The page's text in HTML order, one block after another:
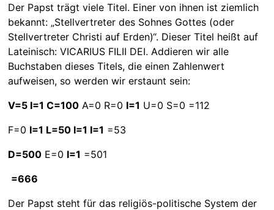
Der Papst trägt viele Titel. Einer von ihnen ist ziemlich
bekannt: „Stellvertreter des Sohnes Gottes (oder
Stellvertreter Christi auf Erden)“. Dieser Titel heißt auf
Lateinisch: VICARIUS FILII DEI. Addieren wir alle
Buchstaben dieses Titels, die einen Zahlenwert
aufweisen, so werden wir erstaunt sein:
V=5 I=1 C=100A=0 R=0 I=1 U=0 S=0 =112
F=0 I=1 L=50 I=1 I=1 =53
D=500E=0 I=1 =501
=666
Der Papst steht für das religiös-politische System der